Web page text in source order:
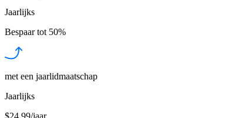
Jaarlijks
Bespaar tot 50%
met een jaarlidmaatschap
Jaarlijks